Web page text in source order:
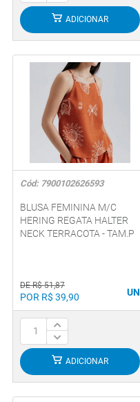
ADICIONAR
Cód: 7900102626593
BLUSA FEMININA M/C
HERING REGATA HALTER
NECK TERRACOTA - TAM.P
DE R$ 51,87
POR R$ 39,90 UN
ADICIONAR